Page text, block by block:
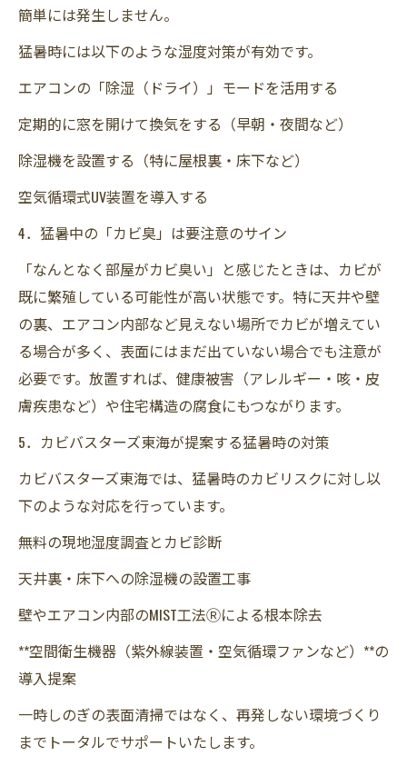
簡単には発生しません。
猛暑時には以下のような湿度対策が有効です。
エアコンの「除湿（ドライ）」モードを活用する
定期的に窓を開けて換気をする（早朝・夜間など）
除湿機を設置する（特に屋根裏・床下など）
空気循環式UV装置を導入する
4．猛暑中の「カビ臭」は要注意のサイン
「なんとなく部屋がカビ臭い」と感じたときは、カビが
既に繁殖している可能性が高い状態です。特に天井や壁
の裏、エアコン内部など見えない場所でカビが増えてい
る場合が多く、表面にはまだ出ていない場合でも注意が
必要です。放置すれば、健康被害（アレルギー・咳・皮
膚疾患など）や住宅構造の腐食にもつながります。
5．カビバスターズ東海が提案する猛暑時の対策
カビバスターズ東海では、猛暑時のカビリスクに対し以
下のような対応を行っています。
無料の現地湿度調査とカビ診断
天井裏・床下への除湿機の設置工事
壁やエアコン内部のMIST工法Ⓡによる根本除去
**空間衛生機器（紫外線装置・空気循環ファンなど）**の
導入提案
一時しのぎの表面清掃ではなく、再発しない環境づくり
までトータルでサポートいたします。